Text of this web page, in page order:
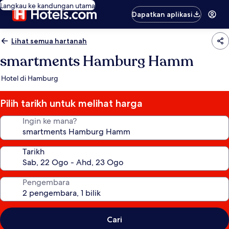
Langkau ke kandungan utama
Dapatkan aplikasi
Lihat semua hartanah
smartments Hamburg Hamm
Hotel di Hamburg
Pilih tarikh untuk melihat harga
Ingin ke mana?
Tarikh
Pengembara
Cari